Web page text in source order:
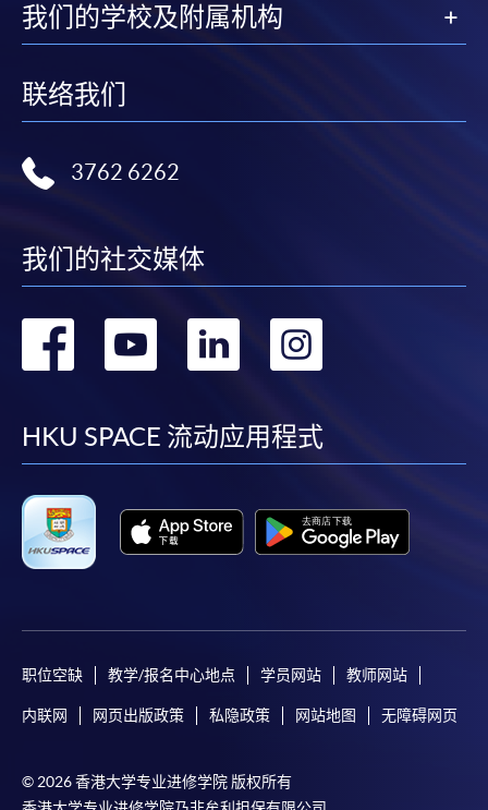
我们的学校及附属机构
联络我们
3762 6262
我们的社交媒体
转
facebook
转
youtube
转
linkedin
转
HKU SPACE 流动应用程式
职位空缺 教学/报名中心地点 学员网站 教师网站
内联网 网页出版政策 私隐政策 网站地图 无障碍网页
© 2026 香港大学专业进修学院 版权所有